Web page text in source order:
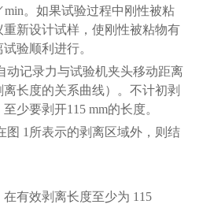
min。如果试验过程中刚性被粘
新设计试样，使刚性被粘物有
验顺利进行。
动记录力与试验机夹头移动距离
长度的关系曲线）。不计初剥
少要剥开115 mm的长度。
图 1所表示的剥离区域外，则结
有效剥离长度至少为 115